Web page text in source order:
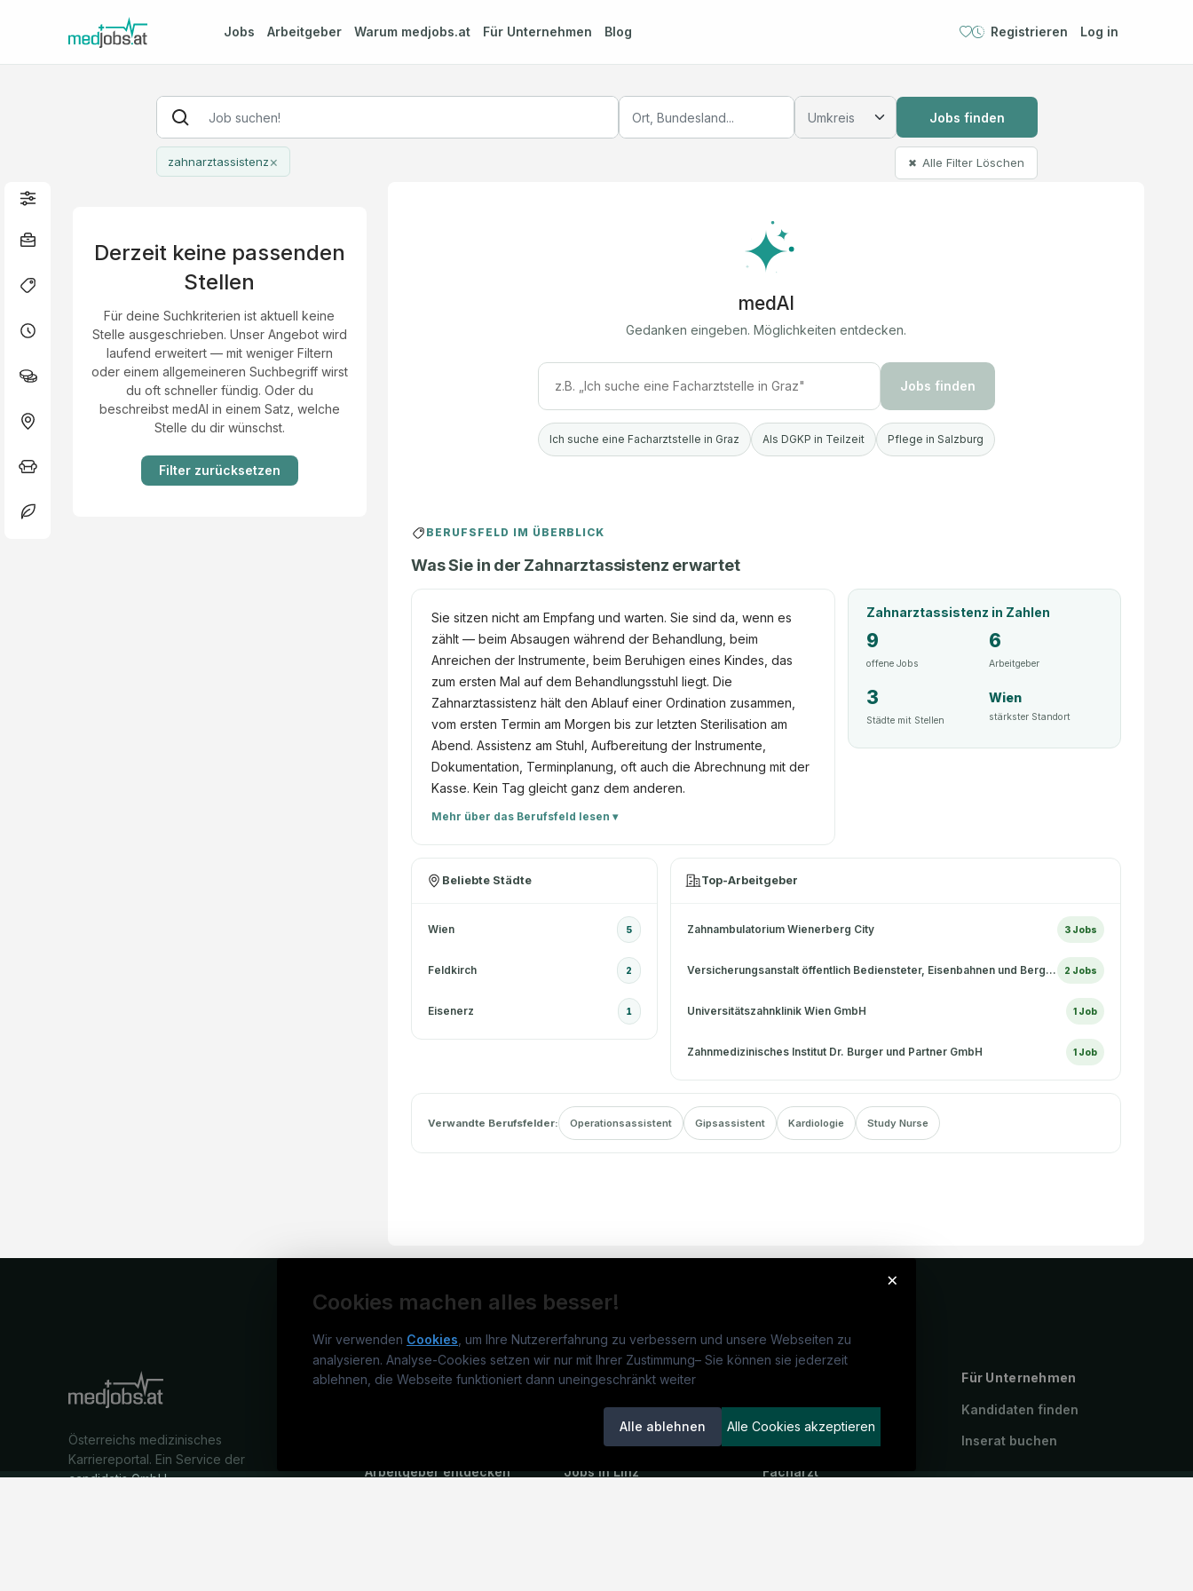
Jobs Arbeitgeber Warum medjobs.at Für Unternehmen Blog Registrieren Log in
Jobs finden
zahnarztassistenz× ✖ Alle Filter Löschen
Derzeit keine passenden
Stellen
Für deine Suchkriterien ist aktuell keine
Stelle ausgeschrieben. Unser Angebot wird
laufend erweitert — mit weniger Filtern
oder einem allgemeineren Suchbegriff wirst
du oft schneller fündig. Oder du
beschreibst medAI in einem Satz, welche
Stelle du dir wünschst.
Filter zurücksetzen
medAI
Gedanken eingeben. Möglichkeiten entdecken.
Jobs finden
Ich suche eine Facharztstelle in Graz Als DGKP in Teilzeit Pflege in Salzburg
BERUFSFELD IM ÜBERBLICK
Was Sie in der Zahnarztassistenz erwartet
Sie sitzen nicht am Empfang und warten. Sie sind da, wenn es
zählt — beim Absaugen während der Behandlung, beim
Anreichen der Instrumente, beim Beruhigen eines Kindes, das
zum ersten Mal auf dem Behandlungsstuhl liegt. Die
Zahnarztassistenz hält den Ablauf einer Ordination zusammen,
vom ersten Termin am Morgen bis zur letzten Sterilisation am
Abend. Assistenz am Stuhl, Aufbereitung der Instrumente,
Dokumentation, Terminplanung, oft auch die Abrechnung mit der
Kasse. Kein Tag gleicht ganz dem anderen.
Mehr über das Berufsfeld lesen ▾
Zahnarztassistenz in Zahlen
9
offene Jobs
6
Arbeitgeber
3
Städte mit Stellen
Wien
stärkster Standort
Beliebte Städte
Wien 5
Feldkirch 2
Eisenerz 1
Top-Arbeitgeber
Zahnambulatorium Wienerberg City 3 Jobs
Versicherungsanstalt öffentlich Bediensteter, Eisenbahnen und Bergbau 2 Jobs
Universitätszahnklinik Wien GmbH 1 Job
Zahnmedizinisches Institut Dr. Burger und Partner GmbH 1 Job
Verwandte Berufsfelder: Operationsassistent Gipsassistent Kardiologie Study Nurse
×
Cookies machen alles besser!
Wir verwenden Cookies , um Ihre Nutzererfahrung zu verbessern und unsere Webseiten zu
analysieren. Analyse-Cookies setzen wir nur mit Ihrer Zustimmung– Sie können sie jederzeit
ablehnen, die Webseite funktioniert dann uneingeschränkt weiter
Alle ablehnen
Alle Cookies akzeptieren
Österreichs medizinisches
Karriereportal. Ein Service der
candidatis GmbH.
medjobs.at
Arbeitgeber entdecken
Jobs
Jobs in Wien
Jobs in Linz
DGKP
Facharzt
Für Unternehmen
Kandidaten finden
Inserat buchen